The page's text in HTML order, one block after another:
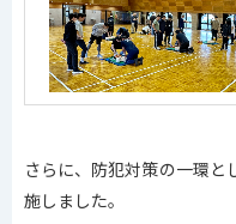
さらに、防犯対策の一環
施しました。